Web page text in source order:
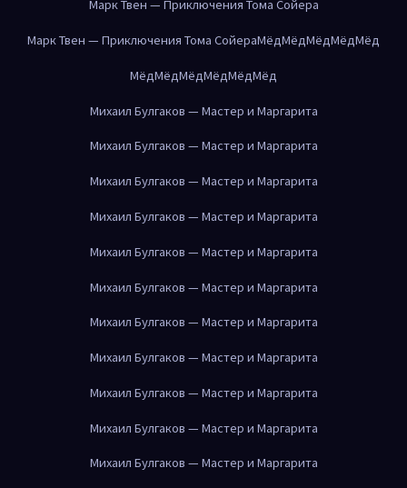
Марк Твен — Приключения Тома Сойера
Марк Твен — Приключения Тома СойераМёдМёдМёдМёдМёд
МёдМёдМёдМёдМёдМёд
Михаил Булгаков — Мастер и Маргарита
Михаил Булгаков — Мастер и Маргарита
Михаил Булгаков — Мастер и Маргарита
Михаил Булгаков — Мастер и Маргарита
Михаил Булгаков — Мастер и Маргарита
Михаил Булгаков — Мастер и Маргарита
Михаил Булгаков — Мастер и Маргарита
Михаил Булгаков — Мастер и Маргарита
Михаил Булгаков — Мастер и Маргарита
Михаил Булгаков — Мастер и Маргарита
Михаил Булгаков — Мастер и Маргарита